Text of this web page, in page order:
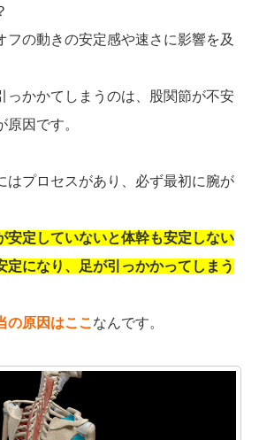
フの動きの安定感や速さに影響を及
っかかてしまうのは、股関節が不安
因です。
はプロセスがあり、必ず最初に腕が
安定していないと体幹も安定しない
定になり、足が引っかかってしまう
の原因はここ なんです。